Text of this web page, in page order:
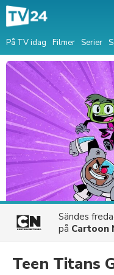
På TV idag Filmer Serier
Sändes
på Cartoon
Teen Titans